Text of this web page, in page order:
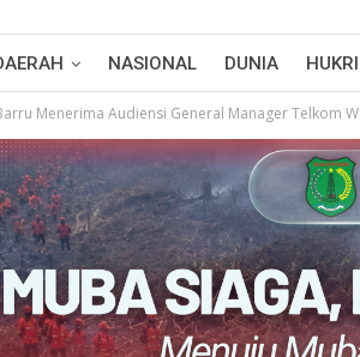
NASIONAL DUNIA
Menerima Audiensi General Manager Telkom